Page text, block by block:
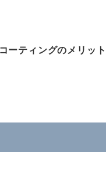
ーティングのメリット